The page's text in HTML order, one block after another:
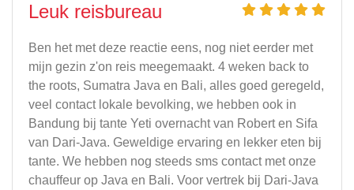
Leuk reisbureau
Ben het met deze reactie eens, nog niet eerder met
mijn gezin z'on reis meegemaakt. 4 weken back to
the roots, Sumatra Java en Bali, alles goed geregeld,
veel contact lokale bevolking, we hebben ook in
Bandung bij tante Yeti overnacht van Robert en Sifa
van Dari-Java. Geweldige ervaring en lekker eten bij
tante. We hebben nog steeds sms contact met onze
chauffeur op Java en Bali. Voor vertrek bij Dari-Java